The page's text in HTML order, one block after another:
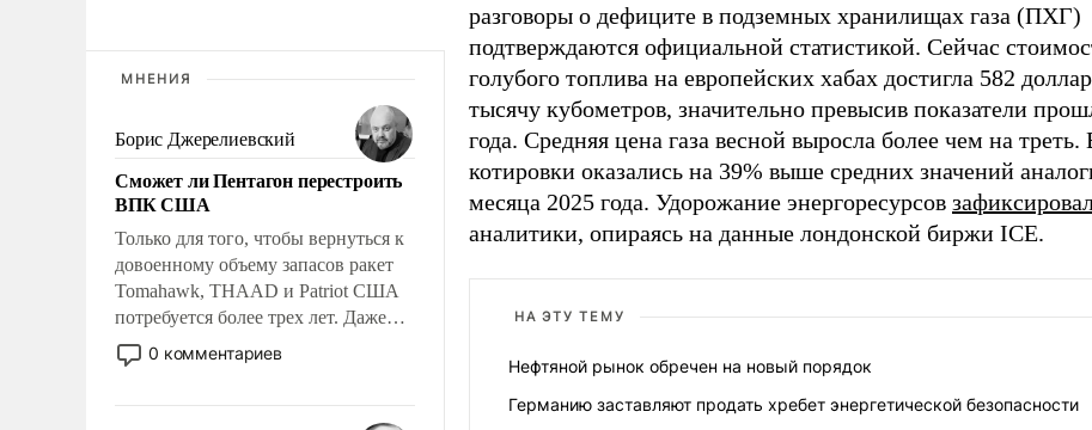
МНЕНИЯ
Борис Джерелиевский
Сможет ли Пентагон перестроить
ВПК США
Только для того, чтобы вернуться к
довоенному объему запасов ракет
Tomahawk, THAAD и Patriot США
потребуется более трех лет. Даже
небольшая война с Ираном
опустошила американские
0 комментариев
разговоры о дефиците в подземных хранилищах газа (ПХГ)
подтверждаются официальной статистикой. Сейчас
голубого топлива на европейских хабах достигла 582
тысячу кубометров, значительно превысив показатели
года. Средняя цена газа весной выросла более чем на треть.
котировки оказались на 39% выше средних значений
месяца 2025 года. Удорожание энергоресурсов
аналитики, опираясь на данные лондонской биржи ICE.
НА ЭТУ ТЕМУ
Нефтяной рынок обречен на новый порядок
Германию заставляют продать хребет энергетической безопасности